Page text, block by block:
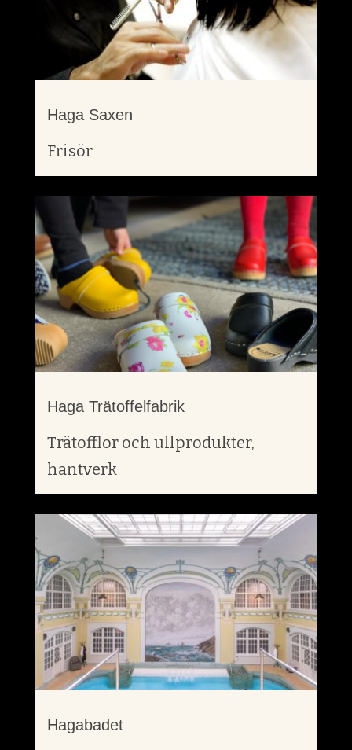
Haga Saxen
Frisör
Haga Trätoffelfabrik
Trätofflor och ullprodukter,
hantverk
Hagabadet